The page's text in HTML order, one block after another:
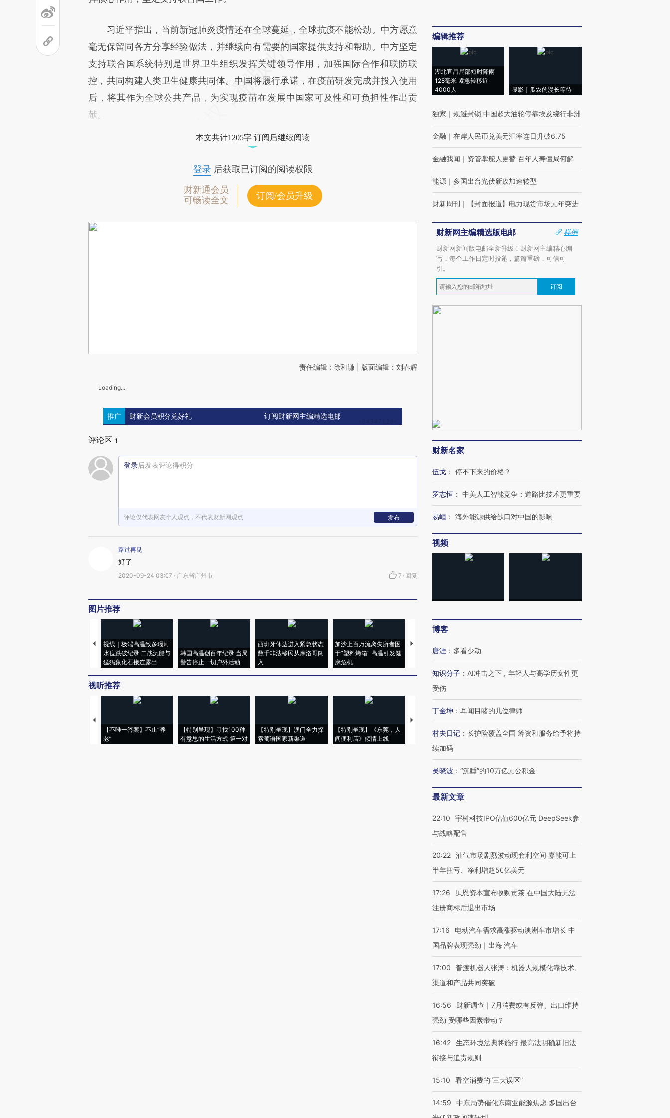
习近平指出，当前新冠肺炎疫情还在全球蔓延，全球抗疫不能松劲。中方愿意
毫无保留同各方分享经验做法，并继续向有需要的国家提供支持和帮助。中方坚定
支持联合国系统特别是世界卫生组织发挥关键领导作用，加强国际合作和联防联
控，共同构建人类卫生健康共同体。中国将履行承诺，在疫苗研发完成并投入使用
后，将其作为全球公共产品，为实现疫苗在发展中国家可及性和可负担性作出贡
献。
本文共计1205字 订阅后继续阅读
登录后获取已订阅的阅读权限
财新通会员
可畅读全文
订阅/会员升级
责任编辑：徐和谦 | 版面编辑：刘春辉
Loading...
推广 财新会员积分兑好礼 订阅财新网主编精选电邮
评论区 1
登录后发表评论得积分
评论仅代表网友个人观点，不代表财新网观点 发布
路过再见
好了
2020-09-24 03:07 · 广东省广州市 7 · 回复
图片推荐
视线｜极端高温致多瑙河
水位跌破纪录 二战沉船与
猛犸象化石接连露出
韩国高温创百年纪录 当局
警告停止一切户外活动
西班牙休达进入紧急状态
数千非法移民从摩洛哥闯
入
加沙上百万流离失所者困
于“塑料烤箱” 高温引发健
康危机
视线｜HYROX的吸金
术：是什么让中产们甘
心“花钱找虐”？
毒品
育部长拱下台
视听推荐
【不唯一答案】不止“养
老”
【特别呈现】寻找100种
有意思的生活方式·第一对
【特别呈现】澳门全力探
索葡语国家新渠道
【特别呈现】《东莞，人
间便利店》倾情上线
【推广】走进第四届链博
会，让数智科技“链”接产
【特别呈现】寻找100种
有意思的生活方式·第三对
【商旅对话】华住集团
CFO：不靠规模取胜，华
住三大增长引擎是什么？
编辑推荐
湖北宜昌局部短时降雨
128毫米 紧急转移近
4000人
显影｜瓜农的漫长等待
独家 ｜ 规避封锁 中国超大油轮停靠埃及绕行非洲
金融 ｜ 在岸人民币兑美元汇率连日升破6.75
金融我闻 ｜ 资管掌舵人更替 百年人寿僵局何解
能源 ｜ 多国出台光伏新政加速转型
财新周刊 ｜ 【封面报道】电力现货市场元年突进
财新网主编精选版电邮
样例
财新网新闻版电邮全新升级！财新网主编精心编
写，每个工作日定时投递，篇篇重磅，可信可
引。
订阅
财新名家
伍戈 ： 停不下来的价格？
罗志恒 ： 中美人工智能竞争：道路比技术更重要
易峘 ： 海外能源供给缺口对中国的影响
视频
博客
唐涯 ： 多看少动
知识分子 ： AI冲击之下，年轻人与高学历女性更
受伤
丁金坤 ： 耳闻目睹的几位律师
村夫日记 ： 长护险覆盖全国 筹资和服务给予将持
续加码
吴晓波 ： “沉睡”的10万亿元公积金
最新文章
22:10
宇树科技IPO估值600亿元 DeepSeek参
与战略配售
20:22 油气市场剧烈波动现套利空间 嘉能可上
半年扭亏、净利增超50亿美元
17:26
贝恩资本宣布收购贡茶 在中国大陆无法
注册商标后退出市场
17:16
电动汽车需求高涨驱动澳洲车市增长 中
国品牌表现强劲｜出海·汽车
17:00
普渡机器人张涛：机器人规模化靠技术、
渠道和产品共同突破
16:56
财新调查｜7月消费或有反弹、出口维持
强劲 受哪些因素带动？
16:42 生态环境法典将施行 最高法明确新旧法
衔接与追责规则
15:10 看空消费的“三大误区”
14:59
中东局势催化东南亚能源焦虑 多国出台